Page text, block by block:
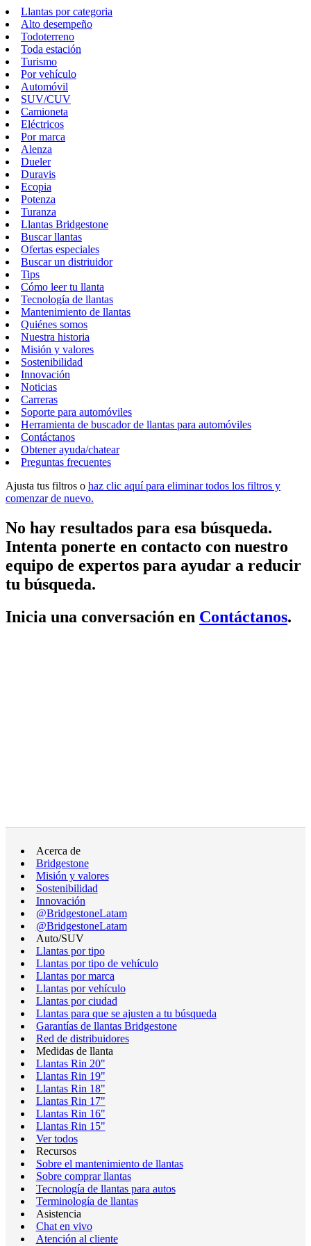
Llantas por categoria
Alto desempeño
Todoterreno
Toda estación
Turismo
Por vehículo
Automóvil
SUV/CUV
Camioneta
Eléctricos
Por marca
Alenza
Dueler
Duravis
Ecopia
Potenza
Turanza
Llantas Bridgestone
Buscar llantas
Ofertas especiales
Buscar un distriuidor
Tips
Cómo leer tu llanta
Tecnología de llantas
Mantenimiento de llantas
Quiénes somos
Nuestra historia
Misión y valores
Sostenibilidad
Innovación
Noticias
Carreras
Soporte para automóviles
Herramienta de buscador de llantas para automóviles
Contáctanos
Obtener ayuda/chatear
Preguntas frecuentes
Ajusta tus filtros o haz clic aquí para eliminar todos los filtros y
comenzar de nuevo.
No hay resultados para esa búsqueda.
Intenta ponerte en contacto con nuestro
equipo de expertos para ayudar a reducir
tu búsqueda.
Inicia una conversación en Contáctanos.
Acerca de
Bridgestone
Misión y valores
Sostenibilidad
Innovación
@BridgestoneLatam
@BridgestoneLatam
Auto/SUV
Llantas por tipo
Llantas por tipo de vehículo
Llantas por marca
Llantas por vehículo
Llantas por ciudad
Llantas para que se ajusten a tu búsqueda
Garantías de llantas Bridgestone
Red de distribuidores
Medidas de llanta
Llantas Rin 20"
Llantas Rin 19"
Llantas Rin 18"
Llantas Rin 17"
Llantas Rin 16"
Llantas Rin 15"
Ver todos
Recursos
Sobre el mantenimiento de llantas
Sobre comprar llantas
Tecnología de llantas para autos
Terminología de llantas
Asistencia
Chat en vivo
Atención al cliente